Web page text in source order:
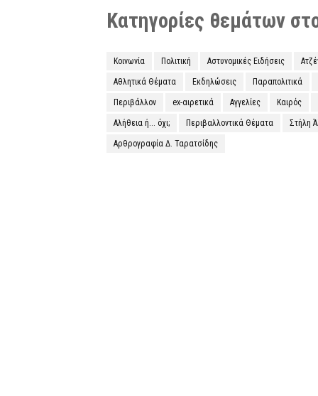
Κατηγορίες θεμάτων
Κοινωνία Πολιτική Αστυνομικές Ειδήσεις
Αθλητικά Θέματα Εκδηλώσεις Παραπολιτικά
Περιβάλλον ex-αιρετικά Αγγελίες Καιρός
Αλήθεια ή... όχι; Περιβαλλοντικά Θέματα Στήλη
Αρθρογραφία Δ. Ταρατσίδης